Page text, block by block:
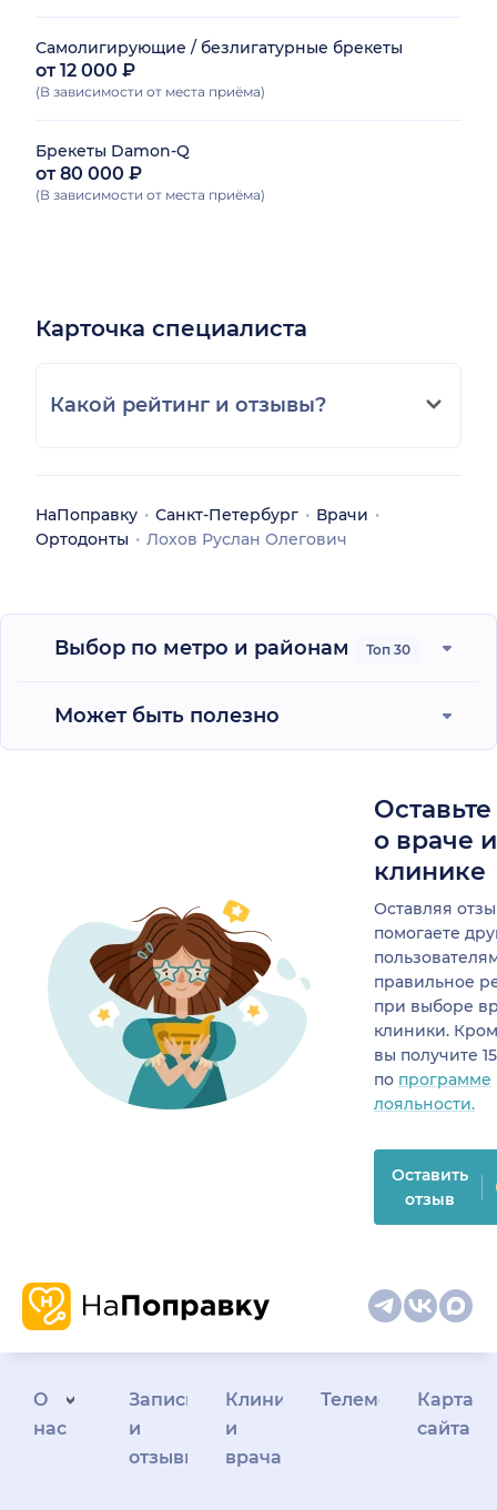
Самолигирующие / безлигатурные брекеты
от 12 000 ₽
(В зависимости от места приёма)
Брекеты Damon-Q
от 80 000 ₽
(В зависимости от места приёма)
Карточка специалиста
Какой рейтинг и отзывы?
НаПоправку Санкт-Петербург
Врачи
Ортодонты
Лохов Руслан Олегович
Выбор по метро и районам Топ 30
Может быть полезно
о враче
клинике
Оставляя
помогаете
правильное
при выборе
клиники.
вы получите
по программе
лояльности.
Оставить
отзыв
О
нас
Запись
и
отзывы
Клиникам
и
врачам
Телемедицина
Карта
сайта